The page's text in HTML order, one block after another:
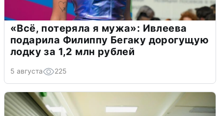
«Всё, потеряла я мужа»: Ивлеева
подарила Филиппу Бегаку дорогущую
лодку за 1,2 млн рублей
5 августа 225